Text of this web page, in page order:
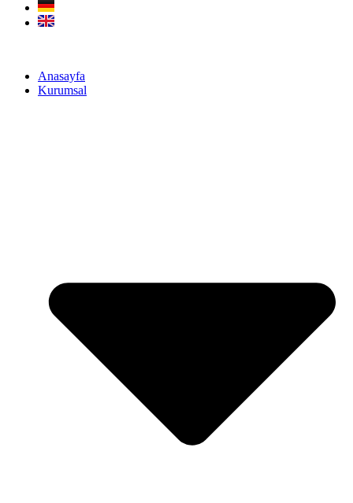
Anasayfa
Kurumsal